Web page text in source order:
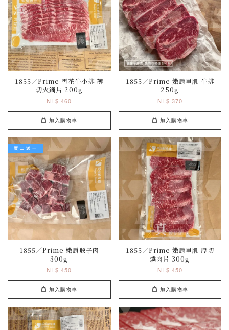
1855／Prime 雪花牛小排 薄
切火鍋片 200g
NT$ 460
加入購物車
1855／Prime 嫩肩里肌 牛排
250g
NT$ 370
加入購物車
買 二 送 一
1855／Prime 嫩肩骰子肉
300g
NT$ 450
加入購物車
1855／Prime 嫩肩里肌 厚切
燒肉片 300g
NT$ 450
加入購物車